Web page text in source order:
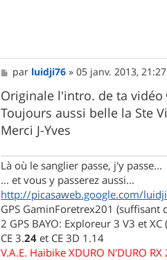
M
e
s
s
a
g
e
par luidji76 »05 janv. 2013, 21:27
Originale l'intro. de ta vidéo
Toujours aussi belle la Ste
Merci J-Yves
Là où le sanglier passe, j'y passe...
... et vous y passerez aussi...
http://picasaweb.google.com/
GPS GaminForetrex201 (suffisant
2 GPS BAYO: Exploreur 3 V3 et
CE 3.24 et CE 3D 1.14
V.A.E. Haibike XDURO N'DURO RX